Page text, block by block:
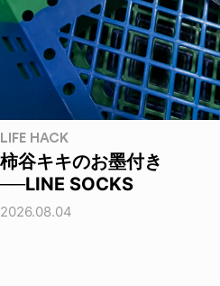
LIFE HACK
柿谷キキのお墨付き
──LINE SOCKS
2026.08.04